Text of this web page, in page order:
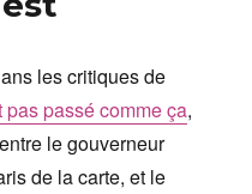
les critiques de
pas passé comme ça,
le gouverneur
de la carte, et le